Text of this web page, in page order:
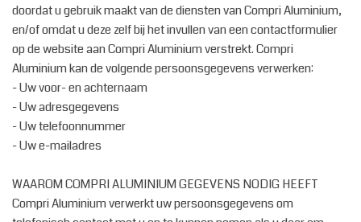
doordat u gebruik maakt van de diensten van Compri Aluminium,
en/of omdat u deze zelf bij het invullen van een contactformulier
op de website aan Compri Aluminium verstrekt. Compri
Aluminium kan de volgende persoonsgegevens verwerken:
- Uw voor- en achternaam
- Uw adresgegevens
- Uw telefoonnummer
- Uw e-mailadres
WAAROM COMPRI ALUMINIUM GEGEVENS NODIG HEEFT
Compri Aluminium verwerkt uw persoonsgegevens om